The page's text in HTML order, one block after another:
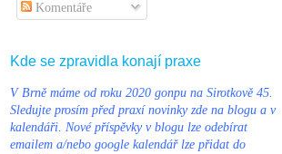
Komentáře
Kde se zpravidla konají praxe
V Brně máme od roku 2020 gonpu na Sirotkově 45.
Sledujte prosím před praxí novinky zde na blogu a v
kalendáři. Nové příspěvky v blogu lze odebírat
emailem a/nebo google kalendář lze přidat do